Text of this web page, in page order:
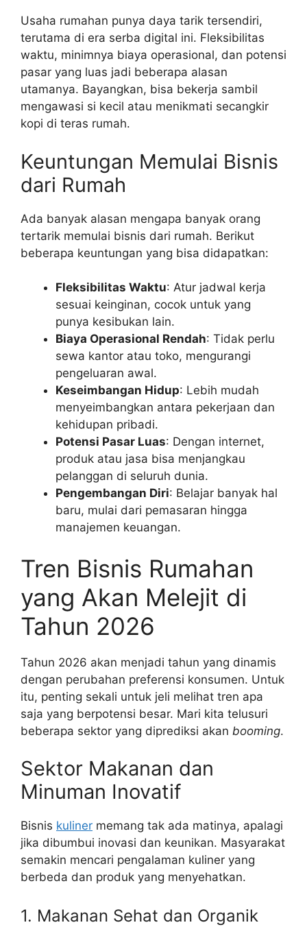
Usaha rumahan punya daya tarik tersendiri,
terutama di era serba digital ini. Fleksibilitas
waktu, minimnya biaya operasional, dan potensi
pasar yang luas jadi beberapa alasan
utamanya. Bayangkan, bisa bekerja sambil
mengawasi si kecil atau menikmati secangkir
kopi di teras rumah.
Keuntungan Memulai Bisnis
dari Rumah
Ada banyak alasan mengapa banyak orang
tertarik memulai bisnis dari rumah. Berikut
beberapa keuntungan yang bisa didapatkan:
Fleksibilitas Waktu: Atur jadwal kerja
sesuai keinginan, cocok untuk yang
punya kesibukan lain.
Biaya Operasional Rendah: Tidak perlu
sewa kantor atau toko, mengurangi
pengeluaran awal.
Keseimbangan Hidup: Lebih mudah
menyeimbangkan antara pekerjaan dan
kehidupan pribadi.
Potensi Pasar Luas: Dengan internet,
produk atau jasa bisa menjangkau
pelanggan di seluruh dunia.
Pengembangan Diri: Belajar banyak hal
baru, mulai dari pemasaran hingga
manajemen keuangan.
Tren Bisnis Rumahan
yang Akan Melejit di
Tahun 2026
Tahun 2026 akan menjadi tahun yang dinamis
dengan perubahan preferensi konsumen. Untuk
itu, penting sekali untuk jeli melihat tren apa
saja yang berpotensi besar. Mari kita telusuri
beberapa sektor yang diprediksi akan booming.
Sektor Makanan dan
Minuman Inovatif
Bisnis kuliner memang tak ada matinya, apalagi
jika dibumbui inovasi dan keunikan. Masyarakat
semakin mencari pengalaman kuliner yang
berbeda dan produk yang menyehatkan.
1. Makanan Sehat dan Organik